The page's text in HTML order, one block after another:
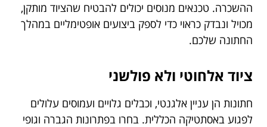
ההשכרה. טכנאים מנוסים יכולים להבטיח שהציוד מותקן,
מכויל ונבדק כראוי כדי לספק ביצועים אופטימליים במהלך
החתונה שלכם.
ציוד אלחוטי ולא פולשני
חתונות הן עניין אלגנטי, וכבלים גלויים ועמוסים עלולים
לפגוע באסתטיקה הכללית. בחרו בפתרונות הגברה וגופי